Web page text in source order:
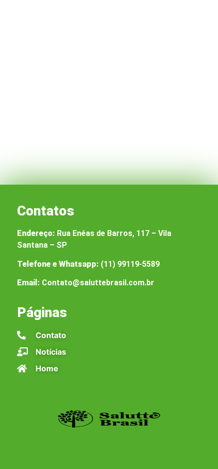
Contatos
Endereço: Rua Enéas de Barros, 117 – Vila
Santana – SP
Telefone e Whatsapp: (11) 99119-5589
Email: Contato@saluttebrasil.com.br
Páginas
Contato
Notícias
Home